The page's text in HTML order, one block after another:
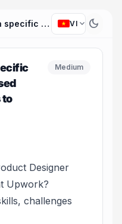
Can you describe a specific instance where you used problem-solving skills to overcome a technical challenge at work? VI expand_more dark_mode
to
Medium
Designer
Upwork?
challenges